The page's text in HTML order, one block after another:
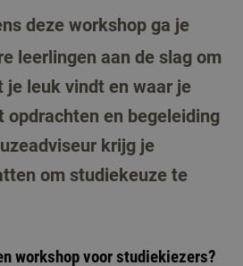
deze workshop ga je
leerlingen aan de slag om
leuk vindt en waar je
opdrachten en begeleiding
krijg je
om studiekeuze te
workshop voor studiekiezers?